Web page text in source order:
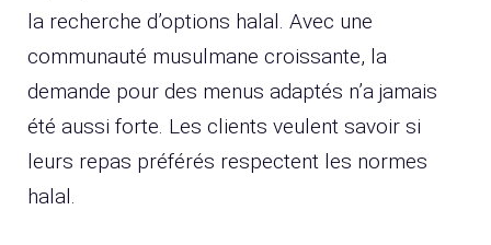
la recherche d’options halal. Avec une
communauté musulmane croissante, la
demande pour des menus adaptés n’a jamais
été aussi forte. Les clients veulent savoir si
leurs repas préférés respectent les normes
halal.